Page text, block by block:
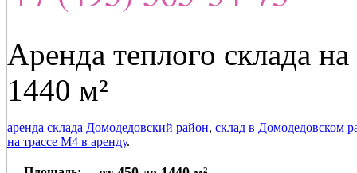
Аренда теплого склада
1440 м²
аренда склада Домодедовский район, склад в Домодедовском
на трассе М4 в аренду.